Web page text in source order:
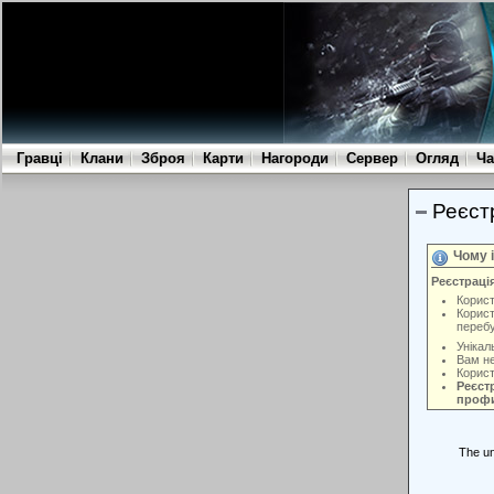
Гравці Клани Зброя Карти Нагороди Сервер Огляд
Чому
Вам
The